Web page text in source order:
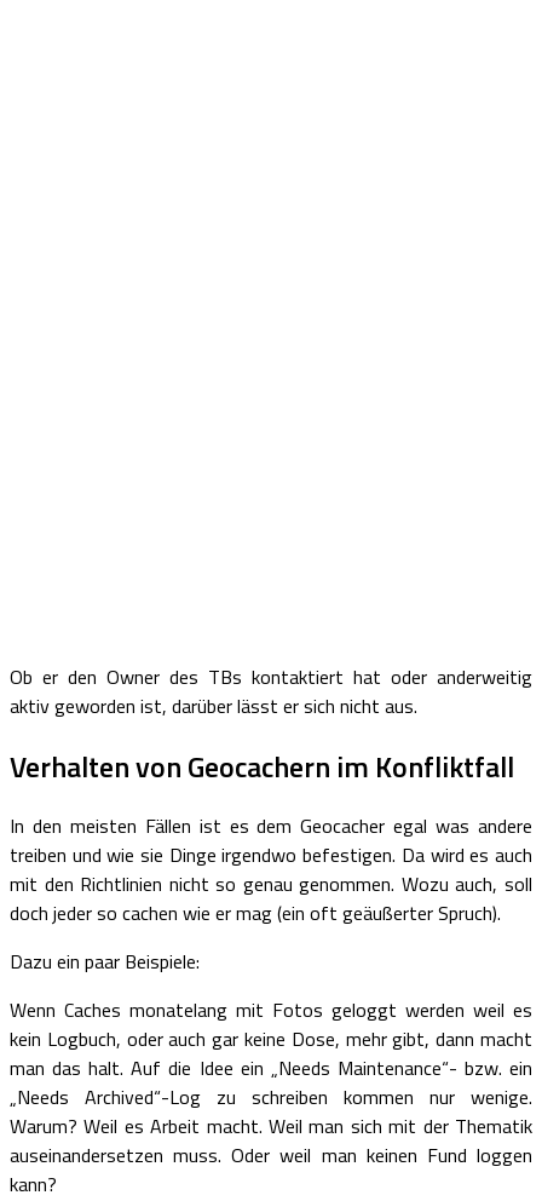
Ob er den Owner des TBs kontaktiert hat oder anderweitig
aktiv geworden ist, darüber lässt er sich nicht aus.
Verhalten von Geocachern im Konfliktfall
In den meisten Fällen ist es dem Geocacher egal was andere
treiben und wie sie Dinge irgendwo befestigen. Da wird es auch
mit den Richtlinien nicht so genau genommen. Wozu auch, soll
doch jeder so cachen wie er mag (ein oft geäußerter Spruch).
Dazu ein paar Beispiele:
Wenn Caches monatelang mit Fotos geloggt werden weil es
kein Logbuch, oder auch gar keine Dose, mehr gibt, dann macht
man das halt. Auf die Idee ein „Needs Maintenance“- bzw. ein
„Needs Archived“-Log zu schreiben kommen nur wenige.
Warum? Weil es Arbeit macht. Weil man sich mit der Thematik
auseinandersetzen muss. Oder weil man keinen Fund loggen
kann?